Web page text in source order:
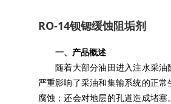
RO-14钡锶缓蚀阻垢剂
一、产品概述
随着大部分油田进入注水采油
严重影响了采油和集输系统的正
腐蚀；还会对地层的孔道造成堵